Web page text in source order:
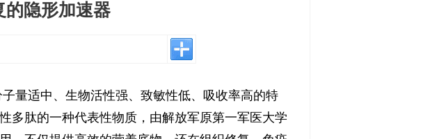
的隐形加速器
量适中、生物活性强、致敏性低、吸收率高的特
多肽的一种代表性物质，由解放军原第一军医大学